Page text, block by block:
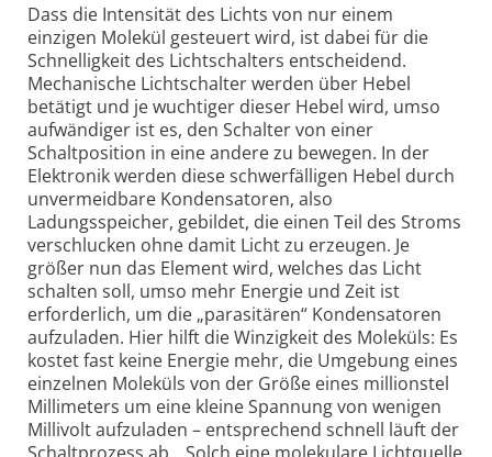
Dass die Intensität des Lichts von nur einem
einzigen Molekül gesteuert wird, ist dabei für die
Schnelligkeit des Lichtschalters entscheidend.
Mechanische Lichtschalter werden über Hebel
betätigt und je wuchtiger dieser Hebel wird, umso
aufwändiger ist es, den Schalter von einer
Schaltposition in eine andere zu bewegen. In der
Elektronik werden diese schwerfälligen Hebel durch
unvermeidbare Kondensatoren, also
Ladungsspeicher, gebildet, die einen Teil des Stroms
verschlucken ohne damit Licht zu erzeugen. Je
größer nun das Element wird, welches das Licht
schalten soll, umso mehr Energie und Zeit ist
erforderlich, um die „parasitären“ Kondensatoren
aufzuladen. Hier hilft die Winzigkeit des Moleküls: Es
kostet fast keine Energie mehr, die Umgebung eines
einzelnen Moleküls von der Größe eines millionstel
Millimeters um eine kleine Spannung von wenigen
Millivolt aufzuladen – entsprechend schnell läuft der